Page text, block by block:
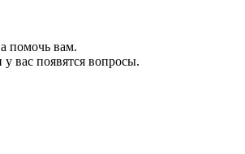
помочь вам.
вас появятся вопросы.